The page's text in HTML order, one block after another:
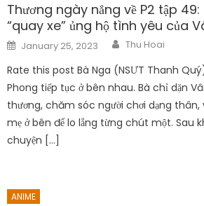
Thương ngày nắng về P2 tập 49:
“quay xe” ủng hộ tình yêu của
Posted
on
January 25, 2023 Author
Thu Hoai
Rate this post Bà Nga (NSƯT Thanh
Phong tiếp tục ở bên nhau. Bà chỉ dặn
thương, chăm sóc người chơi dạng
mẹ ở bên để lo lắng từng chút một. Sau
chuyện […]
ANIME